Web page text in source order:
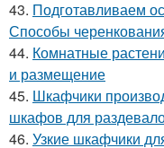
43. Подготавливаем
Способы
44. Комнатные
и размещение
45. Шкафчики
шкафов для
46. Узкие шкафчики